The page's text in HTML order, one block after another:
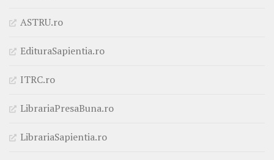
ASTRU.ro
EdituraSapientia.ro
ITRC.ro
LibrariaPresaBuna.ro
LibrariaSapientia.ro